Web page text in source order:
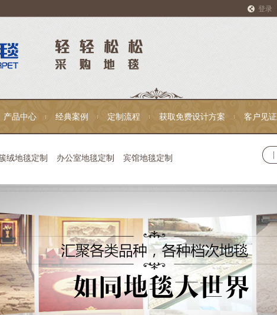
登录
产品中心 经典案例 定制流程 获取免费设计方案 客户见证
绒地毯定制 办公室地毯定制 宾馆地毯定制